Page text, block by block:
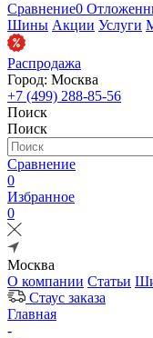
Сравнение0
Шины Акции Услуги
Распродажа
Город: Москва
+7 (499) 288-85-56
Поиск
Поиск
Сравнение
0
Избранное
0
Москва
О компании Статьи
Стаус заказа
Главная
-